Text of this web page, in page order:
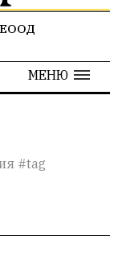
МЕНЮ
#tag